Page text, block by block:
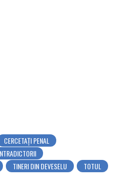
CERCETAȚI PENAL
TINERI DIN DEVESELU
TOTUL